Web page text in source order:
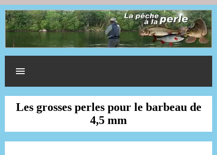
Les grosses perles pour le barbeau de
4,5 mm